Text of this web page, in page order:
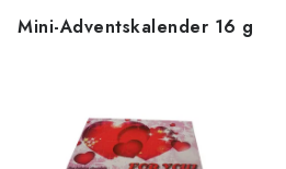
d
k
t
Mini-Adventskalender 16 g